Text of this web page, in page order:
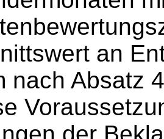
an
nach Absatz
der